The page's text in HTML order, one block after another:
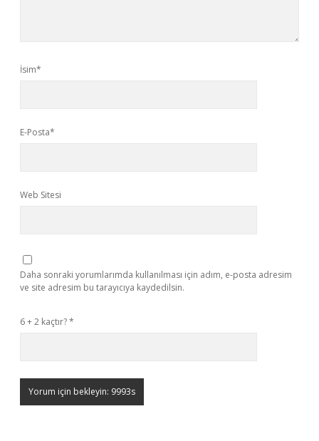
İsim*
E-Posta*
Web Sitesi
Daha sonraki yorumlarımda kullanılması için adım, e-posta adresim
ve site adresim bu tarayıcıya kaydedilsin.
6 + 2 kaçtır?*